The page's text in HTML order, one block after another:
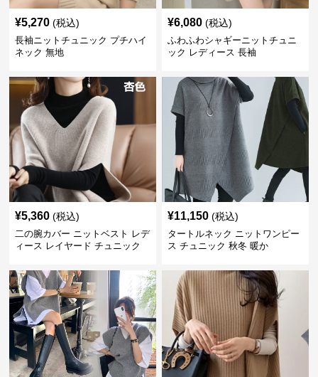
¥5,270 (税込)
長袖ニットチュニック プチハイ
ネック 無地
¥6,080 (税込)
ふわふわシャギーニットチュニ
ック レディース 長袖
¥5,360 (税込)
二の腕カバー ニットベスト レデ
ィース レイヤード チュニック
¥11,150 (税込)
タートルネック ニットワンピー
ス チュニック 秋冬 暖か